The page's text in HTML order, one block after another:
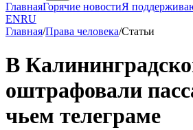
ГлавнаяГорячие новостиЯ
ENRU
Главная/Права человека/Статьи
В
оштрафовали
чьем телеграме